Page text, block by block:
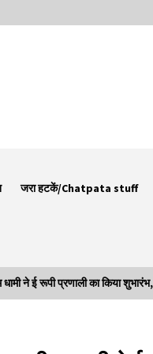
जरा हटकें/Chatpata stuff
ने ई रूपी प्रणाली का किया शुभारंभ,